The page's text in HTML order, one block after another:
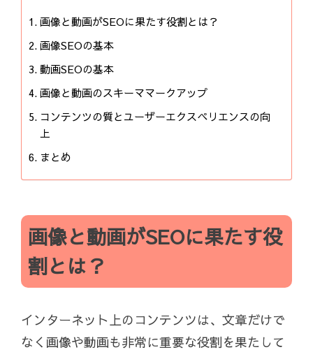
画像と動画がSEOに果たす役割とは？
画像SEOの基本
動画SEOの基本
画像と動画のスキーママークアップ
コンテンツの質とユーザーエクスペリエンスの向
上
まとめ
画像と動画がSEOに果たす役
割とは？
インターネット上のコンテンツは、文章だけで
なく画像や動画も非常に重要な役割を果たして